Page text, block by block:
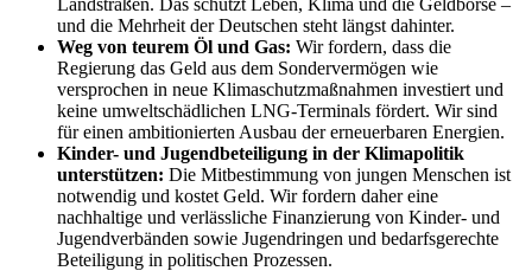
und die Mehrheit der Deutschen steht längst dahinter.
Weg von teurem Öl und Gas: Wir fordern, dass die
Regierung das Geld aus dem Sondervermögen wie
versprochen in neue Klimaschutzmaßnahmen investiert und
keine umweltschädlichen LNG-Terminals fördert. Wir sind
für einen ambitionierten Ausbau der erneuerbaren Energien.
Kinder- und Jugendbeteiligung in der Klimapolitik
unterstützen: Die Mitbestimmung von jungen Menschen ist
notwendig und kostet Geld. Wir fordern daher eine
nachhaltige und verlässliche Finanzierung von Kinder- und
Jugendverbänden sowie Jugendringen und bedarfsgerechte
Beteiligung in politischen Prozessen.